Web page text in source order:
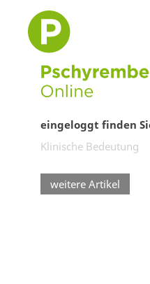
eingeloggt finden
Klinische Bedeutung
weitere Artikel